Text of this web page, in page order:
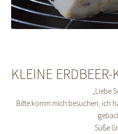
KLEINE
„Liebe
Bitte komm mich besuchen, ich
Süße